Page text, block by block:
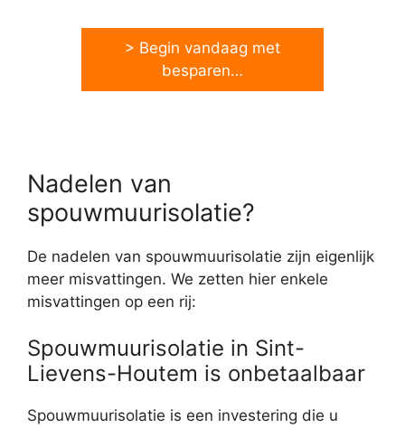
> Begin vandaag met
besparen…
Nadelen van
spouwmuurisolatie?
De nadelen van spouwmuurisolatie zijn eigenlijk
meer misvattingen. We zetten hier enkele
misvattingen op een rij:
Spouwmuurisolatie in Sint-
Lievens-Houtem is onbetaalbaar
Spouwmuurisolatie is een investering die u